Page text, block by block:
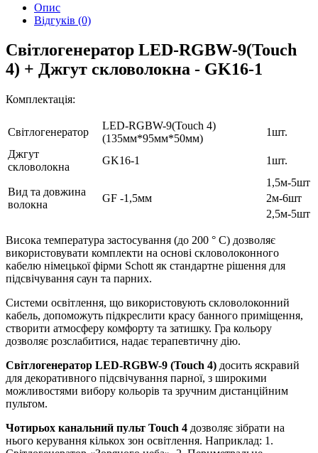
Опис
Відгуків (0)
Світлогенератор LED-RGBW-9(Touch
4) + Джгут скловолокна - GK16-1
Комплектація:
Світлогенератор
LED-RGBW-9(Touch 4)
(135мм*95мм*50мм)
1шт.
Джгут
скловолокна
GK16-1 1шт.
Вид та довжина
волокна
GF -1,5мм
1,5м-5шт
2м-6шт
2,5м-5шт
Висока температура застосування (до 200 ° С) дозволяє
використовувати комплекти на основі скловолоконного
кабелю німецької фірми Schott як стандартне рішення для
підсвічування саун та парних.
Системи освітлення, що використовують скловолоконний
кабель, допоможуть підкреслити красу банного приміщення,
створити атмосферу комфорту та затишку. Гра кольору
дозволяє розслабитися, надає терапевтичну дію.
Світлогенератор LED-RGBW-9 (Touch 4) досить яскравий
для декоративного підсвічування парної, з широкими
можливостями вибору кольорів та зручним дистанційним
пультом.
Чотирьох канальний пульт Touch 4 дозволяє зібрати на
нього керування кількох зон освітлення. Наприклад: 1.